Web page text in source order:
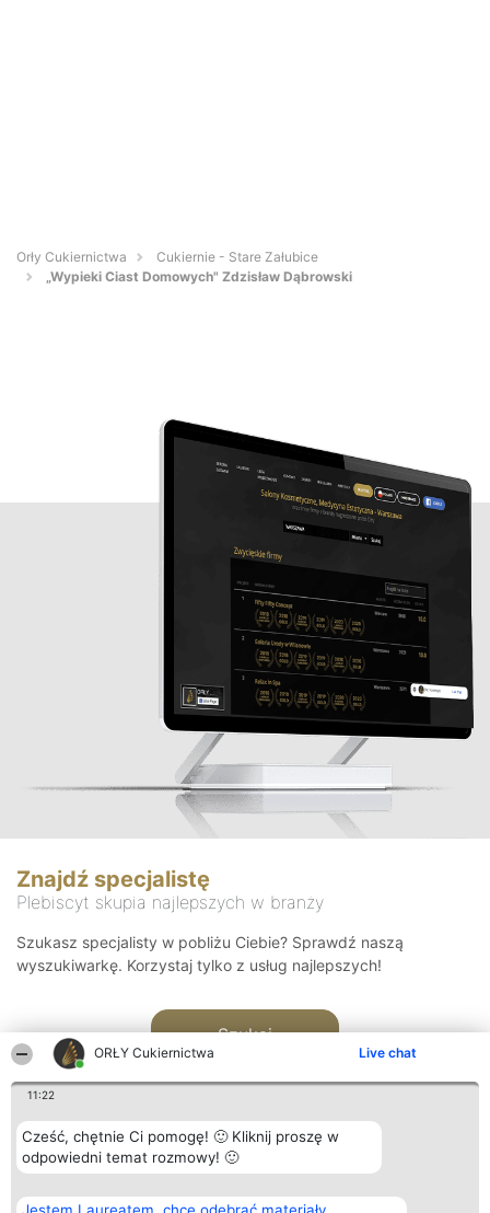
ORŁY Cukiernictwa Live chat
11:22
Cześć, chętnie Ci pomogę! 🙂 Kliknij proszę w
odpowiedni temat rozmowy! 🙂
Orły Cukiernictwa
Cukiernie - Stare Załubice
„Wypieki Ciast Domowych" Zdzisław Dąbrowski
Znajdź specjalistę
Plebiscyt skupia najlepszych w branży
Szukasz specjalisty w pobliżu Ciebie? Sprawdź naszą
wyszukiwarkę. Korzystaj tylko z usług najlepszych!
Szukaj
Organizator plebiscytu Plebiscyt Kontakt